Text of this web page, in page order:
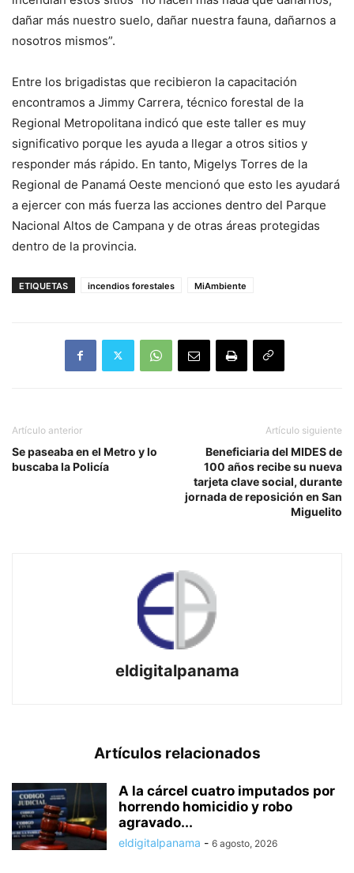
dañar más nuestro suelo, dañar nuestra fauna, dañarnos a
nosotros mismos”.
Entre los brigadistas que recibieron la capacitación
encontramos a Jimmy Carrera, técnico forestal de la
Regional Metropolitana indicó que este taller es muy
significativo porque les ayuda a llegar a otros sitios y
responder más rápido. En tanto, Migelys Torres de la
Regional de Panamá Oeste mencionó que esto les ayudará
a ejercer con más fuerza las acciones dentro del Parque
Nacional Altos de Campana y de otras áreas protegidas
dentro de la provincia.
ETIQUETAS incendios forestales MiAmbiente
Artículo anterior
Se paseaba en el Metro y lo
buscaba la Policía
Artículo siguiente
Beneficiaria del MIDES de
100 años recibe su nueva
tarjeta clave social, durante
jornada de reposición en San
Miguelito
eldigitalpanama
Artículos relacionados
A la cárcel cuatro imputados por
horrendo homicidio y robo
agravado...
eldigitalpanama - 6 agosto, 2026